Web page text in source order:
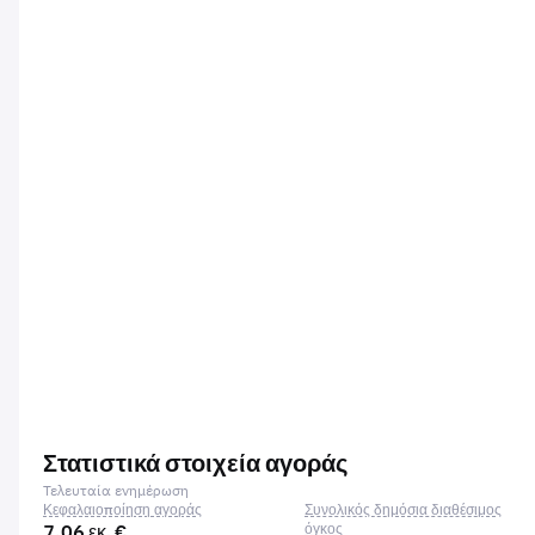
Στατιστικά στοιχεία αγοράς
Τελευταία ενημέρωση
Κεφαλαιοποίηση αγοράς
Συνολικός δημόσια διαθέσιμος
όγκος